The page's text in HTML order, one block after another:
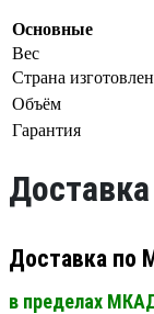
Основные
Вес
Страна
Объём
Гарантия
Доставка
Доставка по
в пределах